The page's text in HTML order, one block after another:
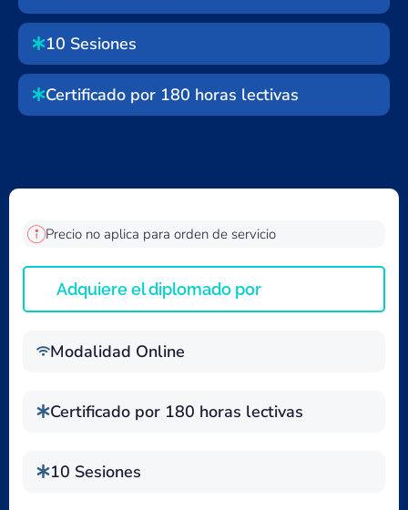
10 Sesiones
Certificado por 180 horas lectivas
Precio no aplica para orden de servicio
Adquiere el diplomado por
Modalidad Online
Certificado por 180 horas lectivas
10 Sesiones